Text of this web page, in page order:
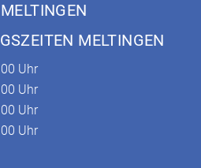
MELTINGEN
Uhr
Uhr
Uhr
Uhr